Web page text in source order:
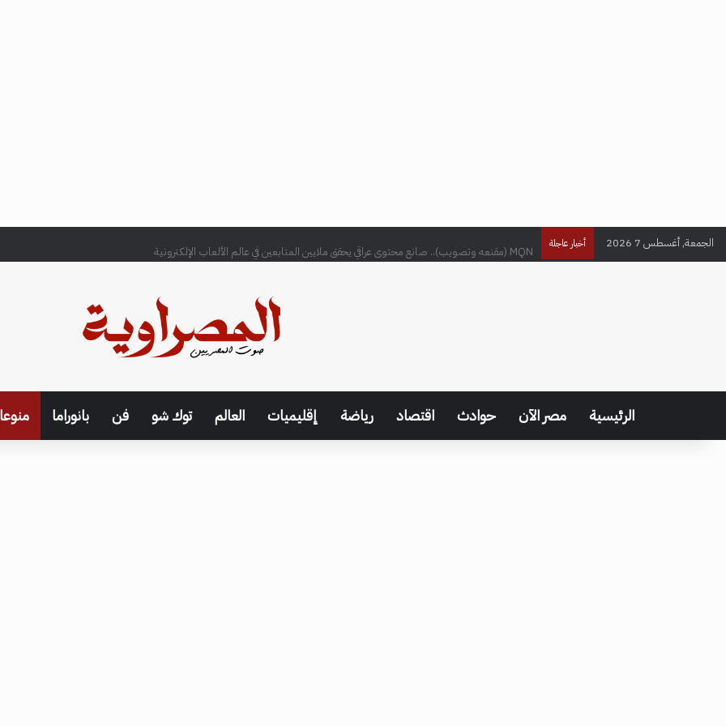
الجمعة, أغسطس 7 2026 أخبار عاجلة
الرئيسية مصر الآن حوادث اقتصاد رياضة إقليميات العالم توك شو فن بانوراما